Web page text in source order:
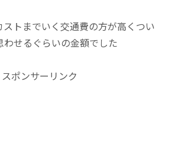
ストまでいく交通費の方が高くつい
わせるぐらいの金額でした
スポンサーリンク